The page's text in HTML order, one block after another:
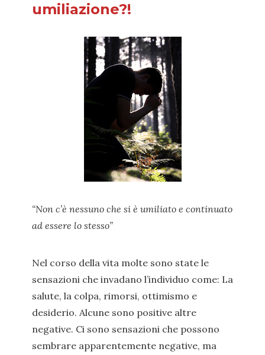
umiliazione?!
“Non c’è nessuno che si è umiliato e continuato
ad essere lo stesso”
Nel corso della vita molte sono state le
sensazioni che invadano l’individuo come: La
salute, la colpa, rimorsi, ottimismo e
desiderio. Alcune sono positive altre
negative. Ci sono sensazioni che possono
sembrare apparentemente negative, ma